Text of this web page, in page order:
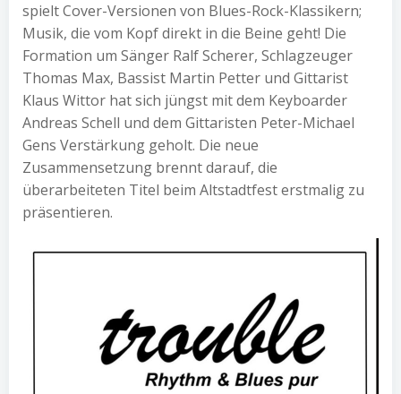
spielt Cover-Versionen von Blues-Rock-Klassikern;
Musik, die vom Kopf direkt in die Beine geht! Die
Formation um Sänger Ralf Scherer, Schlagzeuger
Thomas Max, Bassist Martin Petter und Gittarist
Klaus Wittor hat sich jüngst mit dem Keyboarder
Andreas Schell und dem Gittaristen Peter-Michael
Gens Verstärkung geholt. Die neue
Zusammensetzung brennt darauf, die
überarbeiteten Titel beim Altstadtfest erstmalig zu
präsentieren.